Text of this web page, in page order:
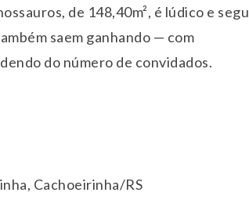
de 148,40m², é lúdico e
saem ganhando — com
do número de convidados.
Cachoeirinha/RS